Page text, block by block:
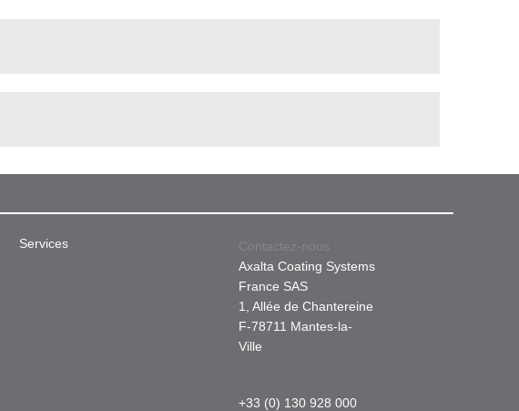
Services
Contactez-nous
Axalta Coating Systems
France SAS
1, Allée de Chantereine
F-78711 Mantes-la-
Ville
+33 (0) 130 928 000